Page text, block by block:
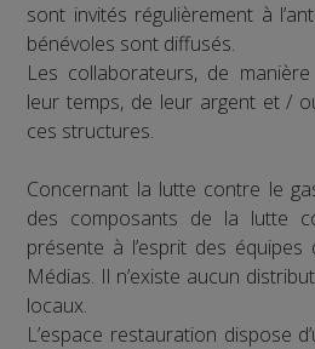
sont invités régulièrement à
bénévoles sont diffusés.
Les collaborateurs, de
leur temps, de leur argent et /
ces structures.
Concernant la lutte contre le
des composants de la lutte
présente à l’esprit des
Médias. Il n’existe aucun
locaux.
L’espace restauration dispose